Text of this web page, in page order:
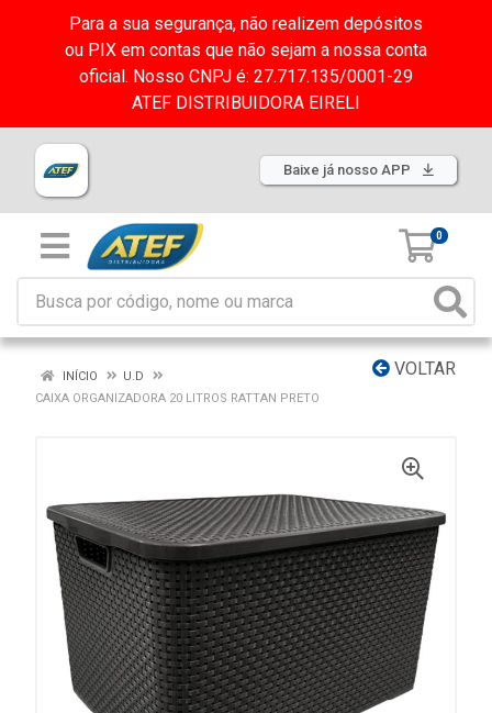
Para a sua segurança, não realizem depósitos
ou PIX em contas que não sejam a nossa conta
oficial. Nosso CNPJ é: 27.717.135/0001-29
ATEF DISTRIBUIDORA EIRELI
Baixe já nosso APP
0
VOLTAR
INÍCIO
U.D
CAIXA ORGANIZADORA 20 LITROS RATTAN PRETO